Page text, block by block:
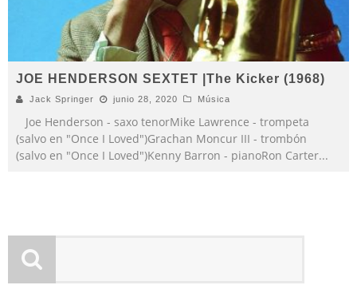
JOE HENDERSON SEXTET |The Kicker (1968)
Jack Springer junio 28, 2020 Música
Joe Henderson - saxo tenorMike Lawrence - trompeta
(salvo en "Once I Loved")Grachan Moncur III - trombón
(salvo en "Once I Loved")Kenny Barron - pianoRon Carter...